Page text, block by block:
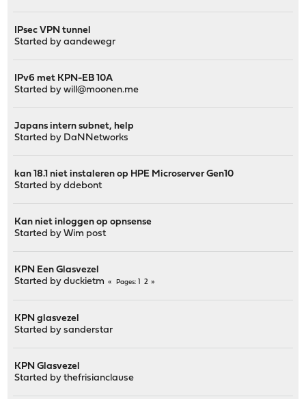
IPsec VPN tunnel
Started byaandewegr
IPv6 met KPN-EB 10A
Started bywill@moonen.me
Japans intern subnet, help
Started by DaNNetworks
kan 18.1 niet instaleren op HPE Microserver Gen10
Started byddebont
Kan niet inloggen op opnsense
Started byWim post
KPN Een Glasvezel
Started byduckietm Pages 2
KPN glasvezel
Started bysanderstar
KPN Glasvezel
Started bythefrisianclause